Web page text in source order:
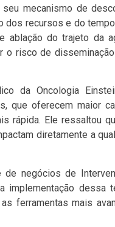
mecanismo de
dos recursos e do
ablação do trajeto da
o risco de
da Oncologia
que oferecem maior
rápida. Ele ressaltou
diretamente a
de negócios de
implementação dessa
ferramentas mais